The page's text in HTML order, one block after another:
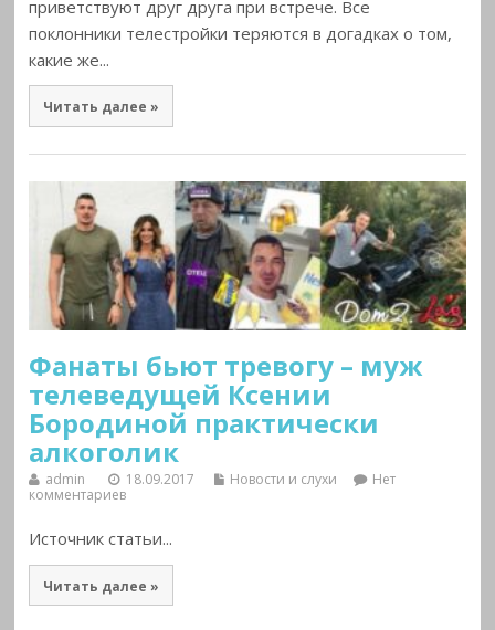
приветствуют друг друга при встрече. Все
поклонники телестройки теряются в догадках о том,
какие же...
Читать далее »
Фанаты бьют тревогу – муж
телеведущей Ксении
Бородиной практически
алкоголик
admin 18.09.2017 Новости и слухи
Нет
комментариев
Источник статьи...
Читать далее »